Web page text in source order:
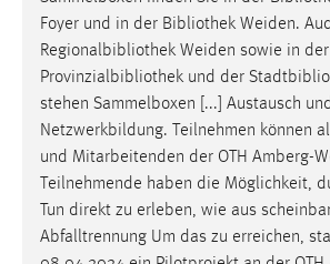
Foyer und in der Bibliothek Weiden .
Regionalbibliothek Weiden sowie in der
Provinzialbibliothek und der
stehen Sammelboxen [...] Austausch
Netzwerkbildung. Teilnehmen können
und Mitarbeitenden der OTH Amberg-
Teilnehmende haben die Möglichkeit,
Tun direkt zu erleben, wie aus
Abfalltrennung Um das zu erreichen,
08.04.2024 ein Pilotprojekt an der OTH
STATISTIK
Statistik Cookies erfassen
Diese Informationen helfen uns zu
unsere Besucher unsere Website
Matomo
Name:
_pk_ref, _pk_cvar, _pk_id, _pk_ses